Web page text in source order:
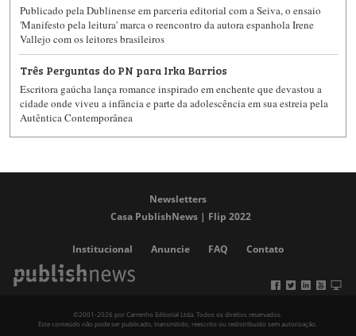
Publicado pela Dublinense​ em parceria editorial com a Seiva​, o ensaio
'Manifesto pela leitura' marca o reencontro da autora espanhola Irene
Vallejo​ com os leitores brasileiros
Três Perguntas do PN para Irka Barrios
Escritora gaúcha lança romance inspirado em enchente que devastou a
cidade onde viveu a infância e parte da adolescência em sua estreia pela
Autêntica Contemporânea
Newsletters
Casa PublishNews | Flip 2022
Institucional Anuncie FAQ Contato
©2001-2026 por Carrenho Editorial Ltda. Todos os direitos reservados.
Este conteúdo não pode ser publicado, transmitido, reescrito ou redistribuído sem autorização.